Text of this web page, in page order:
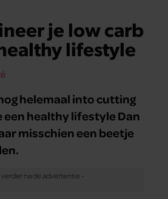
je low carb
lifestyle
helemaal into cutting
een healthy lifestyle Dan
misschien een beetje